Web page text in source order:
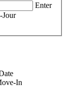
Enter
Jour
In